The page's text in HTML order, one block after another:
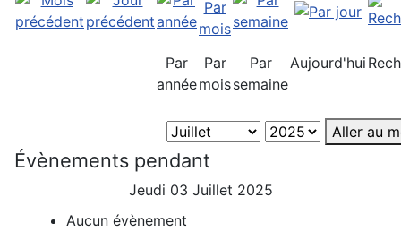
Par
année
Par
mois
Par
semaine
Aujourd'hui
Aller au
Évènements pendant
Jeudi 03 Juillet 2025
Aucun évènement